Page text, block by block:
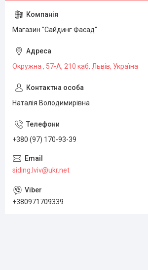
Магазин "Сайдинг Фасад"
Окружна , 57-А, 210 каб, Львів, Україна
Наталія Володимирівна
+380 (97) 170-93-39
siding.lviv@ukr.net
+380971709339